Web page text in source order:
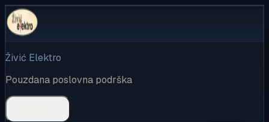
Živić Elektro
Pouzdana poslovna podrška